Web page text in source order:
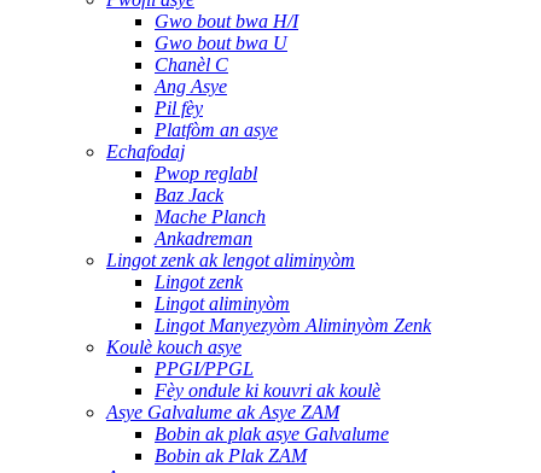
Gwo bout bwa H/I
Gwo bout bwa U
Chanèl C
Ang Asye
Pil fèy
Platfòm an asye
Echafodaj
Pwop reglabl
Baz Jack
Mache Planch
Ankadreman
Lingot zenk ak lengot aliminyòm
Lingot zenk
Lingot aliminyòm
Lingot Manyezyòm Aliminyòm Zenk
Koulè kouch asye
PPGI/PPGL
Fèy ondule ki kouvri ak koulè
Asye Galvalume ak Asye ZAM
Bobin ak plak asye Galvalume
Bobin ak Plak ZAM